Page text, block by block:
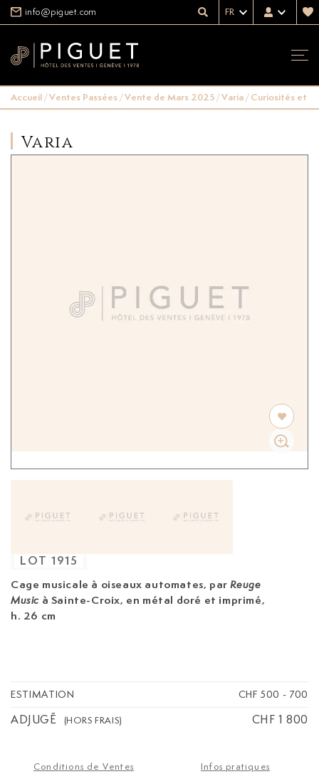
info@piguet.com FR
Accueil/Ventes Passées/Vente de Mars 2025/Varia/Curiosités et
Varia
Cage musicale à oiseaux automates, parReuge
Music à Sainte-Croix, en métal doré et imprimé,
h. 26 cm
LOT 1915
ESTIMATION CHF 500 - 700
ADJUGÉ (HORS FRAIS) CHF 1 800
Conditions de Ventes
Infos pratiques